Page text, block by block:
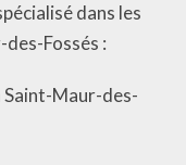
dans les
Fossés :
Saint-Maur-des-